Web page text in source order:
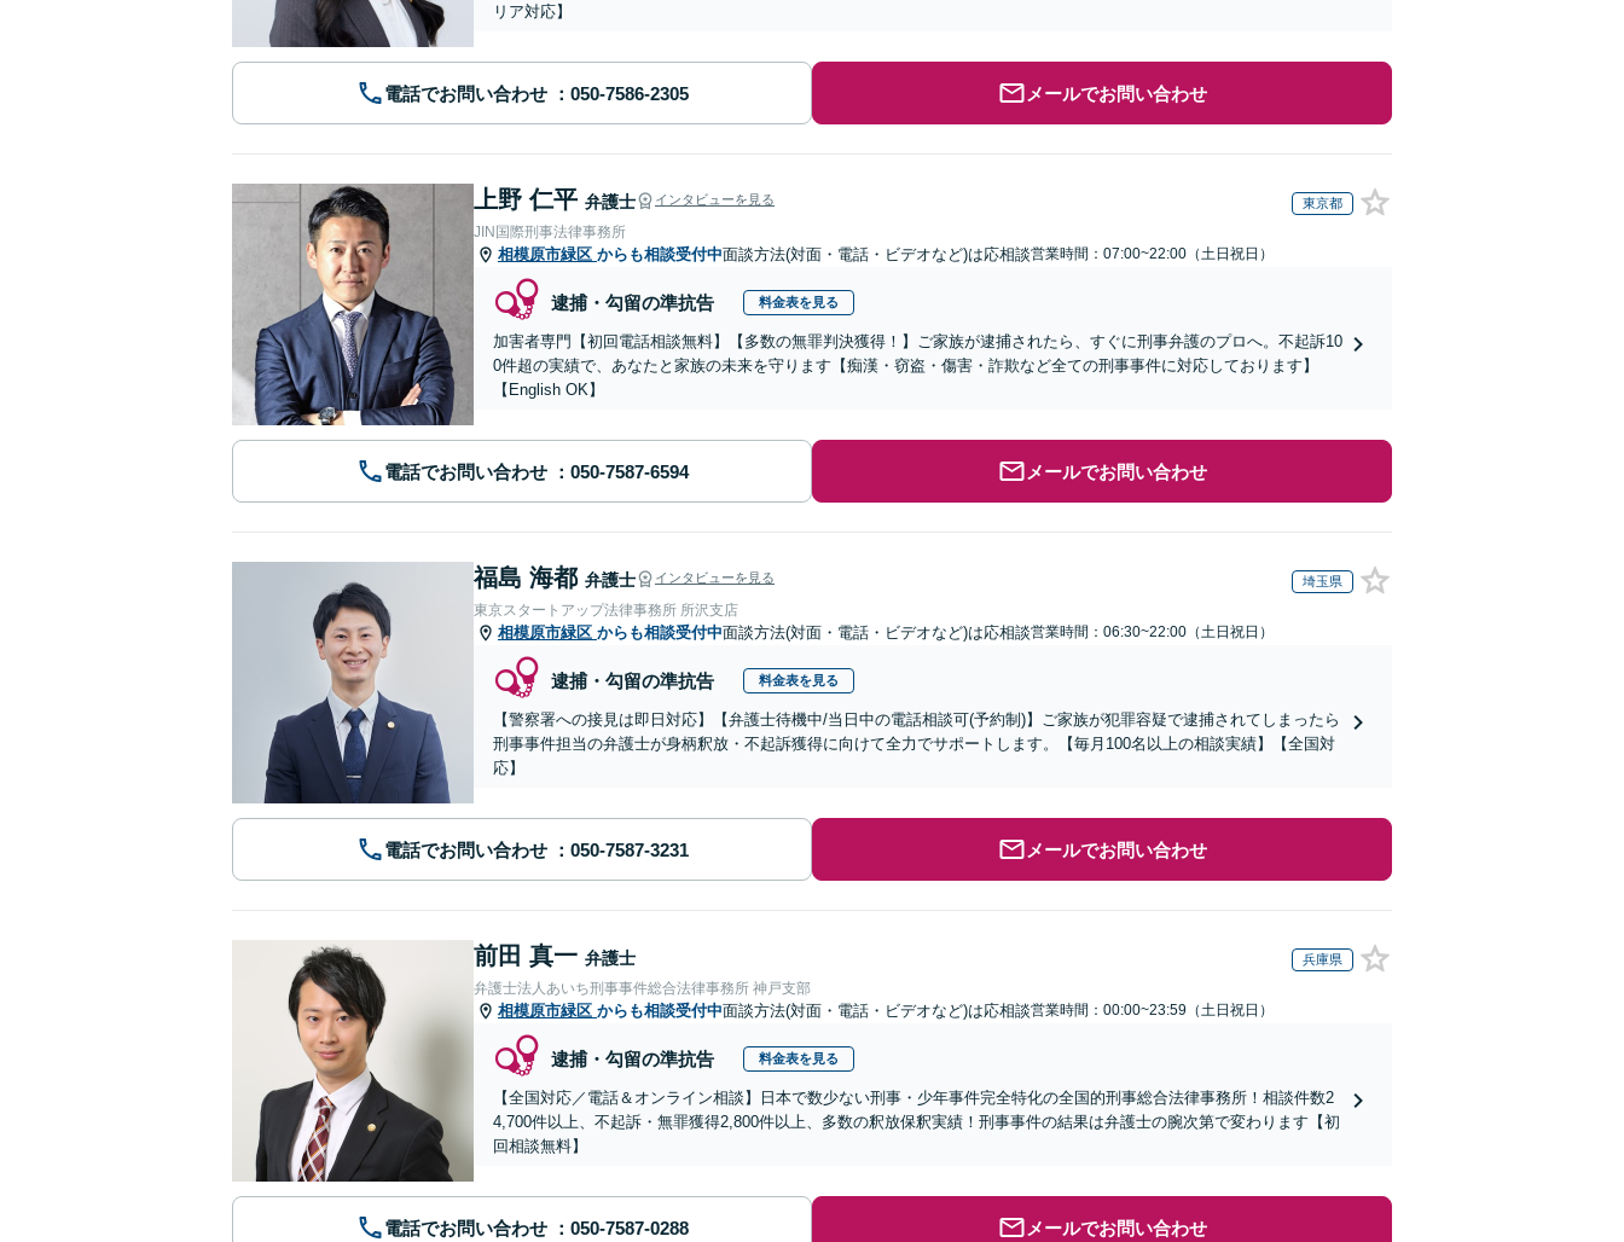
リア対応】
電話でお問い合わせ メールでお問い合わせ
上野 仁平 弁護士 インタビューを見る 東京都
JIN国際刑事法律事務所
相模原市緑区 からも相談受付中面談方法(対面・電話・ビデオなど)は応相談営業時間：07:00~22:00（土日祝日）
逮捕・勾留の準抗告 料金表を見る
加害者専門【初回電話相談無料】【多数の無罪判決獲得！】ご家族が逮捕されたら、すぐに刑事弁護のプロへ。不起訴10
0件超の実績で、あなたと家族の未来を守ります【痴漢・窃盗・傷害・詐欺など全ての刑事事件に対応しております】
【English OK】
電話でお問い合わせ メールでお問い合わせ
福島 海都 弁護士 インタビューを見る 埼玉県
東京スタートアップ法律事務所 所沢支店
相模原市緑区 からも相談受付中面談方法(対面・電話・ビデオなど)は応相談営業時間：06:30~22:00（土日祝日）
逮捕・勾留の準抗告 料金表を見る
【警察署への接見は即日対応】【弁護士待機中/当日中の電話相談可(予約制)】ご家族が犯罪容疑で逮捕されてしまったら
刑事事件担当の弁護士が身柄釈放・不起訴獲得に向けて全力でサポートします。【毎月100名以上の相談実績】【全国対
応】
電話でお問い合わせ メールでお問い合わせ
前田 真一 弁護士 兵庫県
弁護士法人あいち刑事事件総合法律事務所 神戸支部
相模原市緑区 からも相談受付中面談方法(対面・電話・ビデオなど)は応相談営業時間：00:00~23:59（土日祝日）
逮捕・勾留の準抗告 料金表を見る
【全国対応／電話＆オンライン相談】日本で数少ない刑事・少年事件完全特化の全国的刑事総合法律事務所！相談件数2
4,700件以上、不起訴・無罪獲得2,800件以上、多数の釈放保釈実績！刑事事件の結果は弁護士の腕次第で変わります【初
回相談無料】
電話でお問い合わせ メールでお問い合わせ